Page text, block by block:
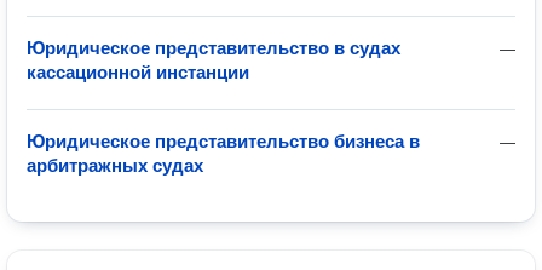
—
Юридическое представительство в судах
кассационной инстанции
—
Юридическое представительство бизнеса в
арбитражных судах